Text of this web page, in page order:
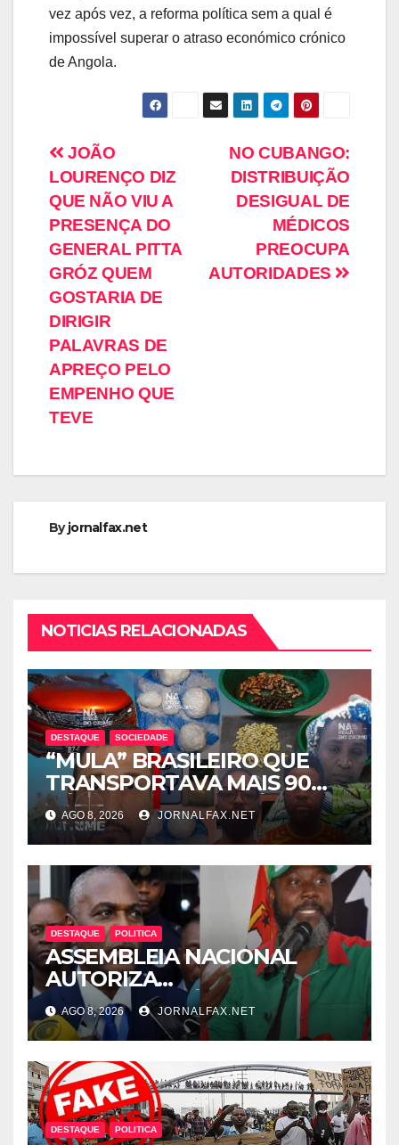
vez após vez, a reforma política sem a qual é
impossível superar o atraso económico crónico
de Angola.
NO CUBANGO:
DISTRIBUIÇÃO
DESIGUAL DE
MÉDICOS
PREOCUPA
AUTORIDADES
JOÃO
LOURENÇO DIZ
QUE NÃO VIU A
PRESENÇA DO
GENERAL PITTA
GRÓZ QUEM
GOSTARIA DE
DIRIGIR
PALAVRAS DE
APREÇO PELO
EMPENHO QUE
TEVE
Byjornalfax.net
NOTICIAS RELACIONADAS
DESTAQUE SOCIEDADE
“MULA” BRASILEIRO QUE
TRANSPORTAVA MAIS 90
CÁPSULAS DE COCAÍNA
MORRE NO HOTEL EM
LUANDA
AGO 8, 2026 JORNALFAX.NET
DESTAQUE POLITICA
ASSEMBLEIA NACIONAL
AUTORIZA
INTERROGATÓRIO DE
ADRIANO SAPINALA NO
CASO “CAIXA TÉRMICA” E
CHIVUKUVUKU
AGO 8, 2026 JORNALFAX.NET
DESTAQUE POLITICA